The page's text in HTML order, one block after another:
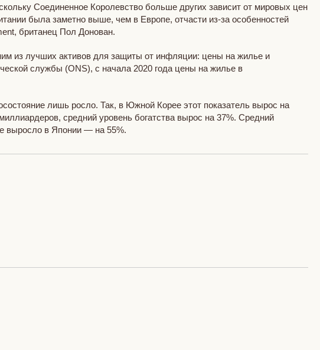
Соединенное Королевство больше других зависит от мировых цен
была заметно выше, чем в Европе, отчасти из-за особенностей
британец Пол Донован.
из лучших активов для защиты от инфляции: цены на жилье и
службы (ONS), с начала 2020 года цены на жилье в
лишь росло. Так, в Южной Корее этот показатель вырос на
средний уровень богатства вырос на 37%. Средний
выросло в Японии — на 55%.